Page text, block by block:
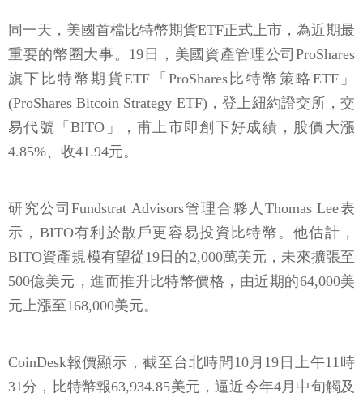
同一天，美國首檔比特幣期貨ETF正式上市，為近期最
重要的幣圈大事。19日，美國資產管理公司ProShares
旗下比特幣期貨ETF「ProShares比特幣策略ETF」
(ProShares Bitcoin Strategy ETF)，登上紐約證交所，交
易代號「BITO」，甫上市即創下好成績，股價大漲
4.85%、收41.94元。
研究公司Fundstrat Advisors管理合夥人Thomas Lee表
示，BITO有利於散戶更容易投資比特幣。他估計，
BITO資產規模有望從19日的2,000萬美元，未來擴張至
500億美元，進而推升比特幣價格，由近期的64,000美
元上漲至168,000美元。
CoinDesk報價顯示，截至台北時間10月19日上午11時
31分，比特幣報63,934.85美元，逼近今年4月中旬觸及